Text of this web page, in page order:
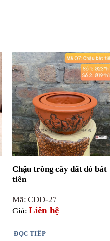
Chậu trồng cây đất đỏ bát
tiên
Mã: CDD-27
Giá:Liên hệ
ĐỌC TIẾP